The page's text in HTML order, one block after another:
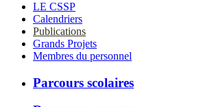
LE CSSP
Calendriers
Publications
Grands Projets
Membres du personnel
Parcours scolaires